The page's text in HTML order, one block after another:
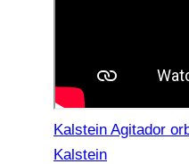
Kalstein Agitador
Kalstein